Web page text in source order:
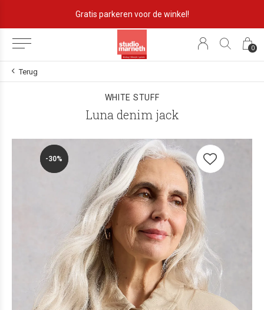
0
Gratis parkeren voor de winkel!
Terug
WHITE STUFF
Luna denim jack
-30%
-30%